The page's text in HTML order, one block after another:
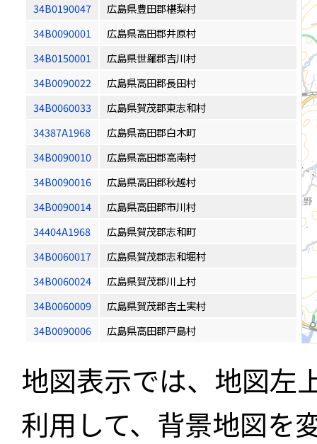
34B0190047
広島県豊田郡椹梨村
34B0090001
広島県高田郡井原村
34B0150001
広島県世羅郡吉川村
34B0090022
広島県高田郡長田村
34B0060033
広島県賀茂郡東志和村
34387A1968
広島県高田郡白木町
34B0090010
広島県高田郡高南村
34B0090016
広島県高田郡秋越村
34B0090014
広島県高田郡市川村
34404A1968
広島県賀茂郡志和町
34B0060017
広島県賀茂郡志和堀村
34B0060024
広島県賀茂郡川上村
34B0060009
広島県賀茂郡吉土実村
34B0090006
広島県高田郡戸島村
地図表示では、地図左
利用して、背景地図を